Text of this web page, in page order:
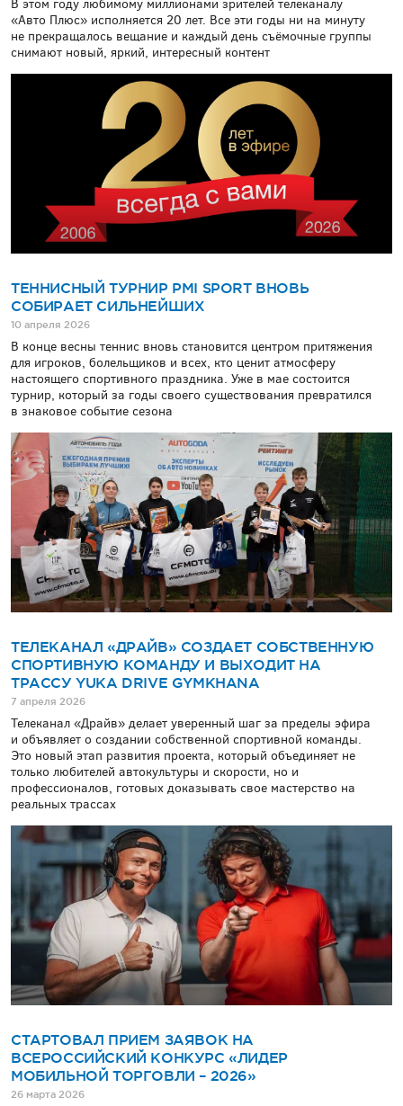
В этом году любимому миллионами зрителей телеканалу
«Авто Плюс» исполняется 20 лет. Все эти годы ни на минуту
не прекращалось вещание и каждый день съёмочные группы
снимают новый, яркий, интересный контент
ТЕННИСНЫЙ ТУРНИР PMI SPORT ВНОВЬ
СОБИРАЕТ СИЛЬНЕЙШИХ
10 апреля 2026
В конце весны теннис вновь становится центром притяжения
для игроков, болельщиков и всех, кто ценит атмосферу
настоящего спортивного праздника. Уже в мае состоится
турнир, который за годы своего существования превратился
в знаковое событие сезона
ТЕЛЕКАНАЛ «ДРАЙВ» СОЗДАЕТ СОБСТВЕННУЮ
СПОРТИВНУЮ КОМАНДУ И ВЫХОДИТ НА
ТРАССУ YUKA DRIVE GYMKHANA
7 апреля 2026
Телеканал «Драйв» делает уверенный шаг за пределы эфира
и объявляет о создании собственной спортивной команды.
Это новый этап развития проекта, который объединяет не
только любителей автокультуры и скорости, но и
профессионалов, готовых доказывать свое мастерство на
реальных трассах
СТАРТОВАЛ ПРИЕМ ЗАЯВОК НА
ВСЕРОССИЙСКИЙ КОНКУРС «ЛИДЕР
МОБИЛЬНОЙ ТОРГОВЛИ – 2026»
26 марта 2026